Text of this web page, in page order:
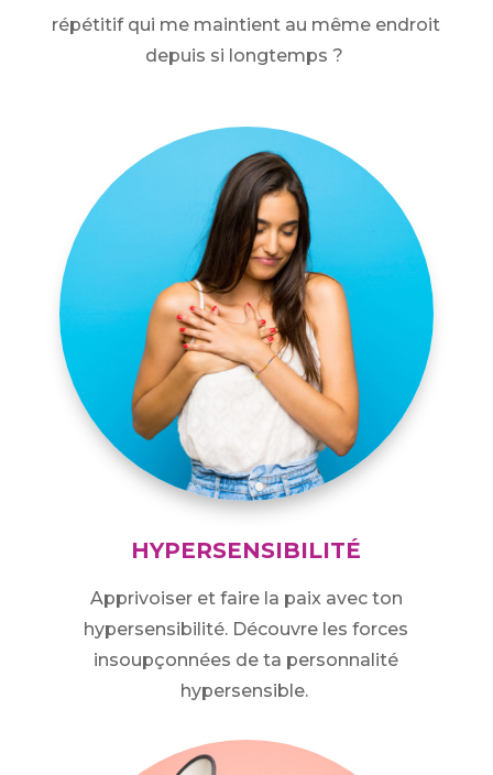
répétitif qui me maintient au même endroit
depuis si longtemps ?
HYPERSENSIBILITÉ
Apprivoiser et faire la paix avec ton
hypersensibilité. Découvre les forces
insoupçonnées de ta personnalité
hypersensible.